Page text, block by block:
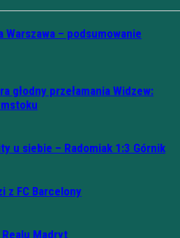
Warszawa – podsumowanie
głodny przełamania Widzew:
u siebie – Radomiak 1:3 Górnik
z FC Barcelony
Madryt